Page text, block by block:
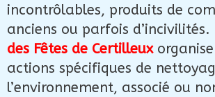
incontrôlables, produits de
anciens ou parfois d’incivilités.
des Fêtes de Certilleux
actions spécifiques de
l’environnement, associé ou